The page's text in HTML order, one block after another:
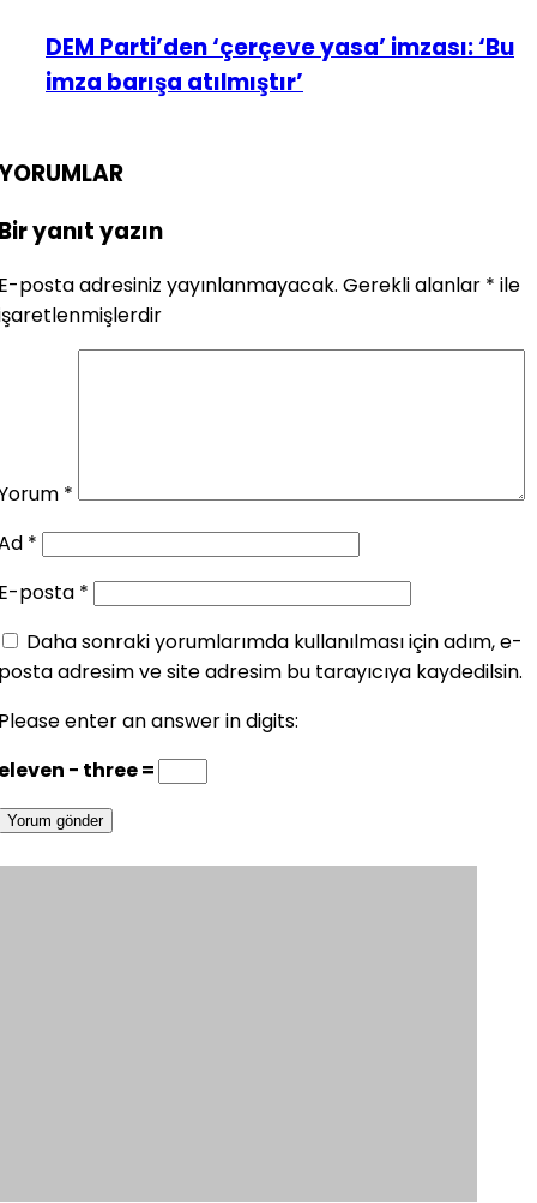
DEM Parti’den ‘çerçeve yasa’ imzası: ‘Bu
imza barışa atılmıştır’
yanıt yazın
posta adresiniz yayınlanmayacak. Gerekli alanlar * ile
*
*
posta *
Daha sonraki yorumlarımda kullanılması için adım, e-
adresim ve site adresim bu tarayıcıya kaydedilsin.
enter an answer in digits:
− three =